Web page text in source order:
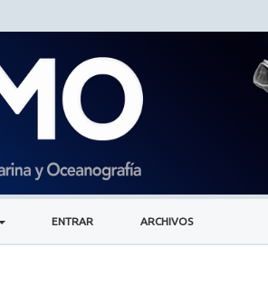
ENTRAR ARCHIVOS